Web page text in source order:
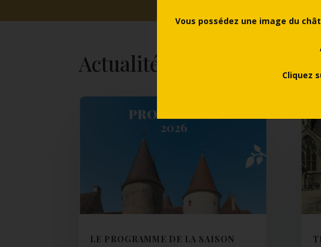
Vous possédez une image du
Cliquez
Actualités
LE PROGRAMME DE LA SAISON